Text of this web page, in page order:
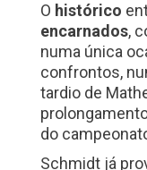
O histórico
encarnados,
numa única
confrontos,
tardio de
do
Schmidt já